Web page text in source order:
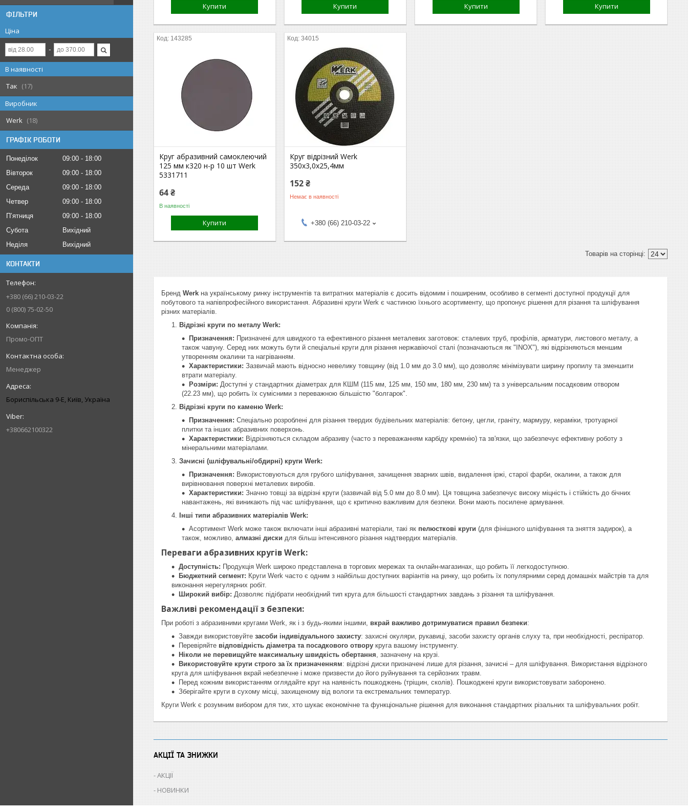
ФІЛЬТРИ
Ціна
В наявності
Так
17
Виробник
Werk
18
ГРАФІК РОБОТИ
Понеділок 09:00
18:00
Вівторок
09:00
18:00
Середа
09:00
18:00
Четвер
09:00
18:00
Пʼятниця
09:00
18:00
Субота
Вихідний
Неділя
Вихідний
КОНТАКТИ
+380 (66) 210-03-22
0 (800) 75-02-50
Промо-ОПТ
Менеджер
Бориспільська 9-Е, Київ, Україна
+380662100322
Купити Купити Купити Купити
143285
Круг абразивний самоклеючий
125 мм к320 н-р 10 шт Werk
5331711
64 ₴
В наявності
Купити
34015
Круг відрізний Werk
350х3,0х25,4мм
152 ₴
Немає в наявності
+380 (66) 210-03-22
Бренд Werk на українському ринку інструментів та витратних матеріалів є досить відомим і поширеним, особливо в сегменті доступної продукції для
побутового та напівпрофесійного використання. Абразивні круги Werk є частиною їхнього асортименту, що пропонує рішення для різання та шліфування
різних матеріалів.
Відрізні круги по металу Werk:
Призначення: Призначені для швидкого та ефективного різання металевих заготовок: сталевих труб, профілів, арматури, листового металу, а
також чавуну. Серед них можуть бути й спеціальні круги для різання нержавіючої сталі (позначаються як "INOX"), які відрізняються меншим
утворенням окалини та нагріванням.
Характеристики: Зазвичай мають відносно невелику товщину (від 1.0 мм до 3.0 мм), що дозволяє мінімізувати ширину пропилу та зменшити
втрати матеріалу.
Розміри: Доступні у стандартних діаметрах для КШМ (115 мм, 125 мм, 150 мм, 180 мм, 230 мм) та з універсальним посадковим отвором
(22.23 мм), що робить їх сумісними з переважною більшістю "болгарок".
Відрізні круги по каменю Werk:
Призначення: Спеціально розроблені для різання твердих будівельних матеріалів: бетону, цегли, граніту, мармуру, кераміки, тротуарної
плитки та інших абразивних поверхонь.
Характеристики: Відрізняються складом абразиву (часто з переважанням карбіду кремнію) та зв'язки, що забезпечує ефективну роботу з
мінеральними матеріалами.
Зачисні (шліфувальні/обдирні) круги Werk:
Призначення: Використовуються для грубого шліфування, зачищення зварних швів, видалення іржі, старої фарби, окалини, а також для
вирівнювання поверхні металевих виробів.
Характеристики: Значно товщі за відрізні круги (зазвичай від 5.0 мм до 8.0 мм). Ця товщина забезпечує високу міцність і стійкість до бічних
навантажень, які виникають під час шліфування, що є критично важливим для безпеки. Вони мають посилене армування.
Інші типи абразивних матеріалів Werk:
Асортимент Werk може також включати інші абразивні матеріали, такі як пелюсткові круги (для фінішного шліфування та зняття задирок), а
також, можливо, алмазні диски для більш інтенсивного різання надтвердих матеріалів.
Переваги абразивних кругів Werk:
Доступність: Продукція Werk широко представлена в торгових мережах та онлайн-магазинах, що робить її легкодоступною.
Бюджетний сегмент: Круги Werk часто є одним з найбільш доступних варіантів на ринку, що робить їх популярними серед домашніх майстрів та для
виконання нерегулярних робіт.
Широкий вибір: Дозволяє підібрати необхідний тип круга для більшості стандартних завдань з різання та шліфування.
Важливі рекомендації з безпеки:
При роботі з абразивними кругами Werk, як і з будь-якими іншими, вкрай важливо дотримуватися правил безпеки:
Завжди використовуйте засоби індивідуального захисту: захисні окуляри, рукавиці, засоби захисту органів слуху та, при необхідності, респіратор.
Перевіряйте відповідність діаметра та посадкового отвору круга вашому інструменту.
Ніколи не перевищуйте максимальну швидкість обертання, зазначену на крузі.
Використовуйте круги строго за їх призначенням: відрізні диски призначені лише для різання, зачисні – для шліфування. Використання відрізного
круга для шліфування вкрай небезпечне і може призвести до його руйнування та серйозних травм.
Перед кожним використанням оглядайте круг на наявність пошкоджень (тріщин, сколів). Пошкоджені круги використовувати заборонено.
Зберігайте круги в сухому місці, захищеному від вологи та екстремальних температур.
Круги Werk є розумним вибором для тих, хто шукає економічне та функціональне рішення для виконання стандартних різальних та шліфувальних робіт.
АКЦІЇ ТА ЗНИЖКИ
АКЦІЇ
НОВИНКИ